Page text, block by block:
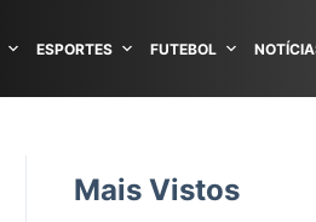
ESPORTES FUTEBOL
Mais Vistos